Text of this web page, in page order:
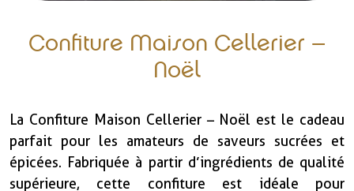
Confiture Maison Cellerier –
Noël
La Confiture Maison Cellerier – Noël est le cadeau
parfait pour les amateurs de saveurs sucrées et
épicées. Fabriquée à partir d’ingrédients de qualité
supérieure, cette confiture est idéale pour